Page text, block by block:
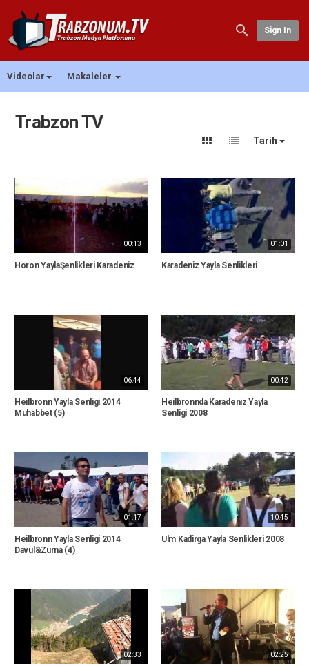
Sign In
Videolar Makaleler
Trabzon TV
Tarih
00:13
Horon YaylaŞenlikleri Karadeniz
01:01
Karadeniz Yayla Senlikleri
06:44
Heilbronn Yayla Senligi 2014
Muhabbet (5)
00:42
Heilbronnda Karadeniz Yayla
Senligi 2008
01:17
Heilbronn Yayla Senligi 2014
Davul&Zurna (4)
10:45
Ulm Kadirga Yayla Senlikleri 2008
02:33 02:25